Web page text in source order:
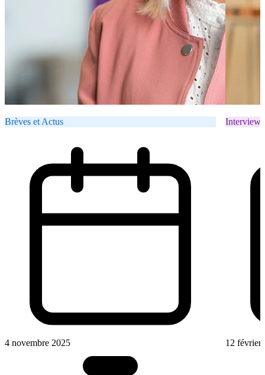
Brèves et Actus
4 novembre 2025
Interviews
12 février